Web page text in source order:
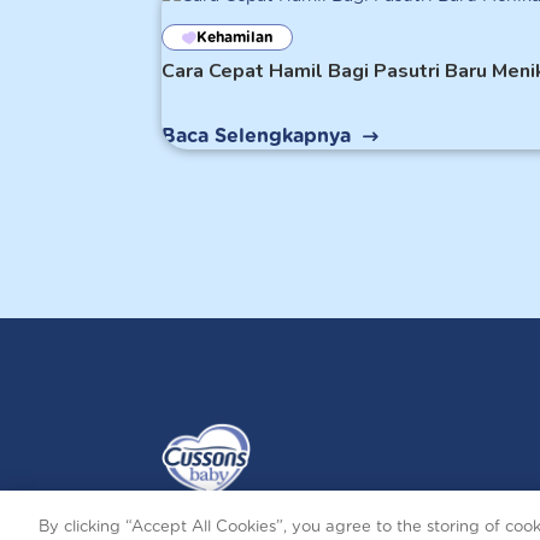
Cara Cepat Hamil Bagi Pasutri Baru
Kehamilan
Baca Selengkapnya
Terms and Conditions Privacy and Cookies
By clicking “Accept All Cookies”, you agree to the storing of